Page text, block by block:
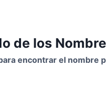
de los
encontrar el nombre